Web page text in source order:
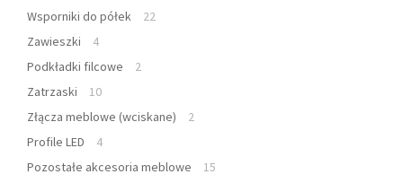
Wsporniki do półek
22
Zawieszki
4
Podkładki filcowe
2
Zatrzaski
10
Złącza meblowe (wciskane)
2
Profile LED
4
Pozostałe akcesoria meblowe
15